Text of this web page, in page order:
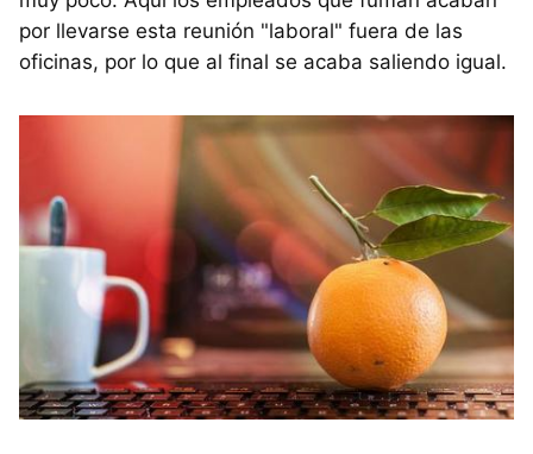
por llevarse esta reunión "laboral" fuera de las
oficinas, por lo que al final se acaba saliendo igual.